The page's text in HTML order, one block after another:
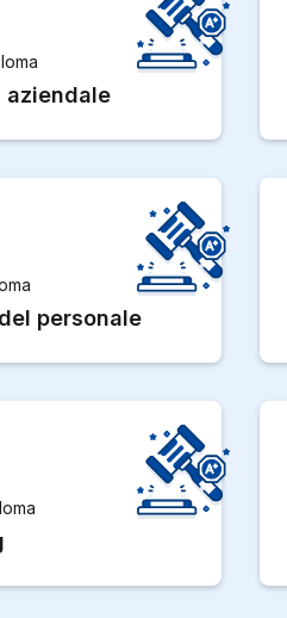
aziendale
personale